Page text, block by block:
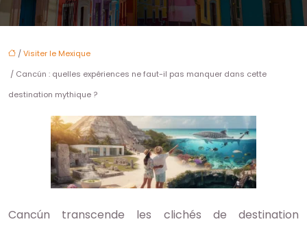
/Visiter le Mexique
/ Cancún : quelles expériences ne faut-il pas manquer dans cette
destination mythique ?
Cancún transcende les clichés de destination